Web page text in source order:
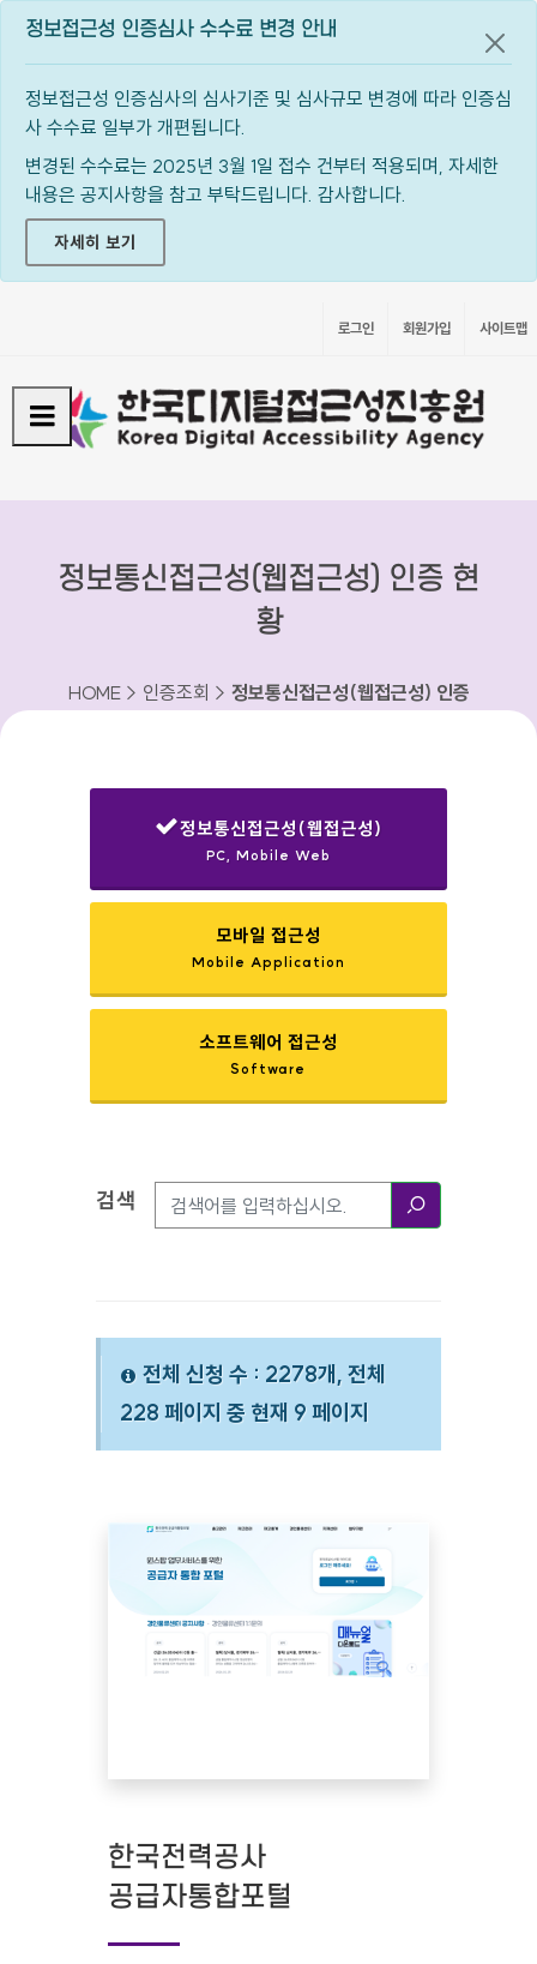
정보접근성 인증심사 수수료 변경 안내
정보접근성 인증심사의 심사기준 및 심사규모 변경에 따라 인증심
사 수수료 일부가 개편됩니다.
변경된 수수료는 2025년 3월 1일 접수 건부터 적용되며, 자세한
내용은 공지사항을 참고 부탁드립니다. 감사합니다.
자세히 보기
공지
로그인 회원가입 사이트맵
정보통신접근성(웹접근성) 인증 현
황
HOME > 인증조회 > 정보통신접근성(웹접근성) 인증
정보통신접근성(웹접근성)
PC, Mobile Web
모바일 접근성
Mobile Application
소프트웨어 접근성
Software
검색옵션
검색
전체 신청 수 : 2278개, 전체
228 페이지 중 현재 9 페이지
한국전력공사
공급자통합포털